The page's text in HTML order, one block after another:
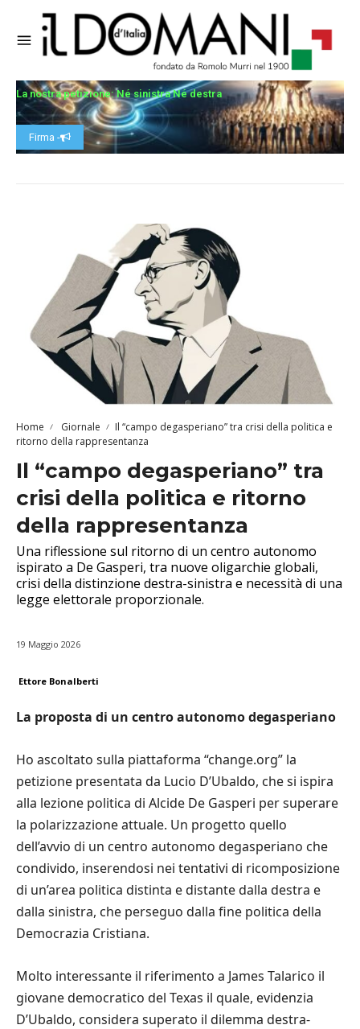
La nostra petizione: Né sinistra Né destra
Firma -
Home Giornale
Il “campo degasperiano” tra crisi della politica e
ritorno della rappresentanza
Il “campo degasperiano” tra
crisi della politica e ritorno
della rappresentanza
Una riflessione sul ritorno di un centro autonomo
ispirato a De Gasperi, tra nuove oligarchie globali,
crisi della distinzione destra-sinistra e necessità di una
legge elettorale proporzionale.
19 Maggio 2026
Ettore Bonalberti
La proposta di un centro autonomo degasperiano
Ho ascoltato sulla piattaforma “change.org” la
petizione presentata da Lucio D’Ubaldo, che si ispira
alla lezione politica di Alcide De Gasperi per superare
la polarizzazione attuale. Un progetto quello
dell’avvio di un centro autonomo degasperiano che
condivido, inserendosi nei tentativi di ricomposizione
di un’area politica distinta e distante dalla destra e
dalla sinistra, che perseguo dalla fine politica della
Democrazia Cristiana.
Molto interessante il riferimento a James Talarico il
giovane democratico del Texas il quale, evidenzia
D’Ubaldo, considera superato il dilemma destra-